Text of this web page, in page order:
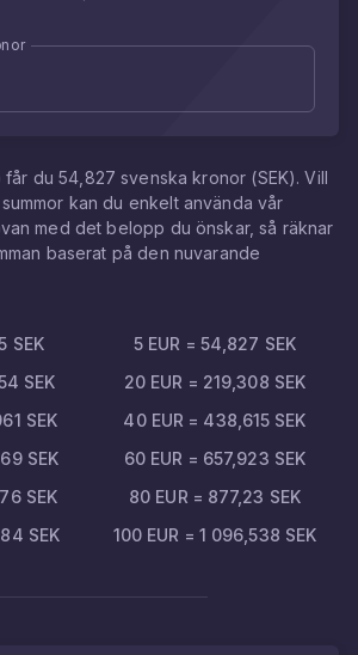
får du54,827 svenska kronor (SEK). Vill
kan du enkelt använda vår
med det belopp du önskar, så räknar
baserat på den nuvarande
SEK 5 EUR = 54,827 SEK
SEK 20 EUR = 219,308 SEK
SEK 40 EUR = 438,615 SEK
SEK 60 EUR = 657,923 SEK
SEK 80 EUR = 877,23 SEK
SEK 100 EUR = 1 096,538 SEK